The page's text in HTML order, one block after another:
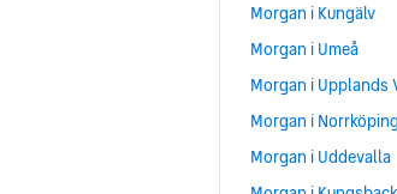
Morgan i Kungälv
Morgan i Umeå
Morgan i Upplands
Morgan i Norrköping
Morgan i Uddevalla